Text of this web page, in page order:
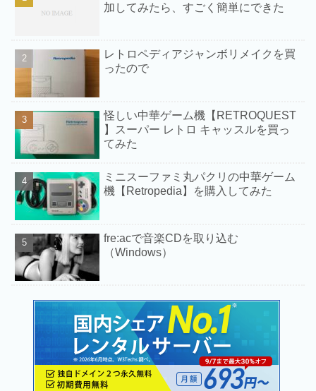
加してみたら、すごく簡単にできた
レトロペディアジャンボリメイクを買
ったので
怪しい中華ゲーム機【RETROQUEST
】スーパー レトロ キャッスルを買っ
てみた
ミニスーファミ丸パクリの中華ゲーム
機【Retropedia】を購入してみた
fre:acで音楽CDを取り込む
（Windows）